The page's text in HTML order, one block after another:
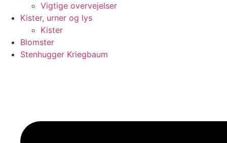
Vigtige overvejelser
Kister, urner og lys
Kister
Blomster
Stenhugger Kriegbaum